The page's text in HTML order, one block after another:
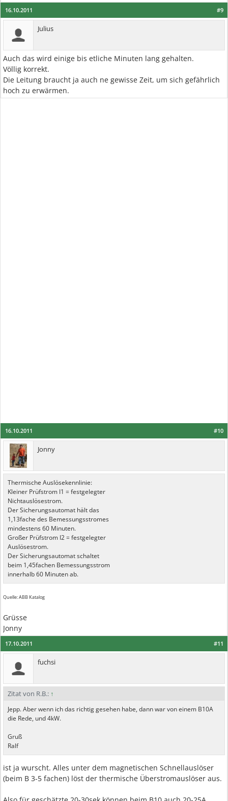
#9
16.10.2011
Julius
Auch das wird einige bis etliche Minuten lang gehalten.
Völlig korrekt.
Die Leitung braucht ja auch ne gewisse Zeit, um sich gefährlich
hoch zu erwärmen.
#10
16.10.2011
Jonny
Thermische Auslösekennlinie:
Kleiner Prüfstrom I1 = festgelegter
Nichtauslösestrom.
Der Sicherungsautomat hält das
1,13fache des Bemessungsstromes
mindestens 60 Minuten.
Großer Prüfstrom I2 = festgelegter
Auslösestrom.
Der Sicherungsautomat schaltet
beim 1,45fachen Bemessungsstrom
innerhalb 60 Minuten ab.
Quelle: ABB Katalog
Grüsse
Jonny
#11
17.10.2011
fuchsi
Zitat von R.B.: ↑
Jepp. Aber wenn ich das richtig gesehen habe, dann war von einem B10A
die Rede, und 4kW.
Gruß
Ralf
ist ja wurscht. Alles unter dem magnetischen Schnellauslöser
(beim B 3-5 fachen) löst der thermische Überstromauslöser aus.